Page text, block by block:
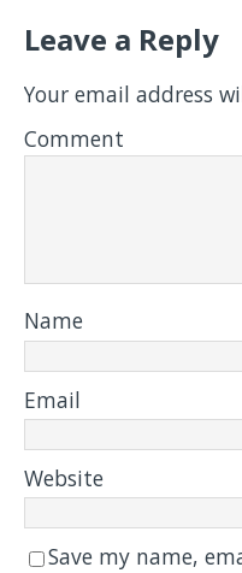
Leave a Reply
Your email address
Comment
Name
Email
Website
Save my name,